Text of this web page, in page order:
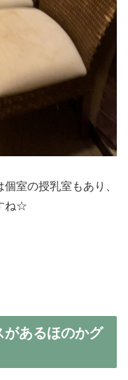
室の授乳室もあり、
ね☆
があるほのかグ